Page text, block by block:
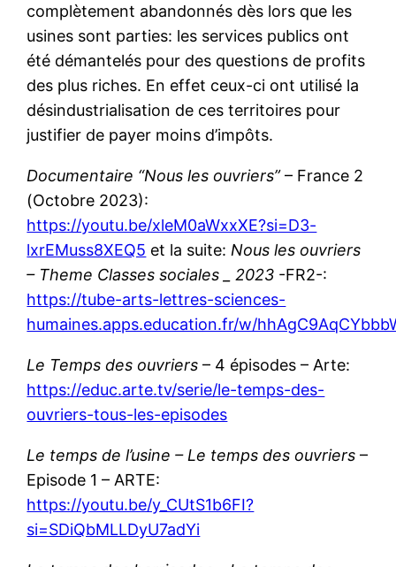
complètement abandonnés dès lors que les
usines sont parties: les services publics ont
été démantelés pour des questions de profits
des plus riches. En effet ceux-ci ont utilisé la
désindustrialisation de ces territoires pour
justifier de payer moins d’impôts.
Documentaire “Nous les ouvriers”– France 2
(Octobre 2023):
https://youtu.be/xleM0aWxxXE?si=D3-
lxrEMuss8XEQ5 et la suite: Nous les ouvriers
– Theme Classes sociales _ 2023 -FR2-:
https://tube-arts-lettres-sciences-
humaines.apps.education.fr/w/
Le Temps des ouvriers – 4 épisodes – Arte:
https://educ.arte.tv/serie/le-temps-des-
ouvriers-tous-les-episodes
Le temps de l’usine – Le temps des ouvriers –
Episode 1 – ARTE:
https://youtu.be/y_CUtS1b6FI?
si=SDiQbMLLDyU7adYi